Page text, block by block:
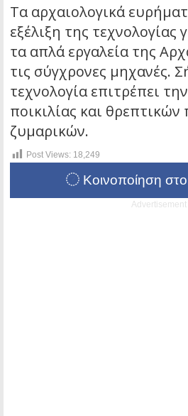
Τα αρχαιολογικά
εξέλιξη της τεχνολογίας
τα απλά εργαλεία της
τις σύγχρονες μηχανές.
τεχνολογία επιτρέπει
ποικιλίας και
ζυμαρικών.
Post Views: 18,249
Κοινοποίηση
Advertisement